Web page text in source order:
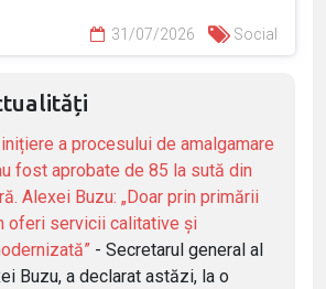
31/07/2026 Social
a procesului de amalgamare
fost aprobate de 85 la sută din
Alexei Buzu: „Doar prin primării
oferi servicii calitative și
- Secretarul general al
Buzu, a declarat astăzi, la o